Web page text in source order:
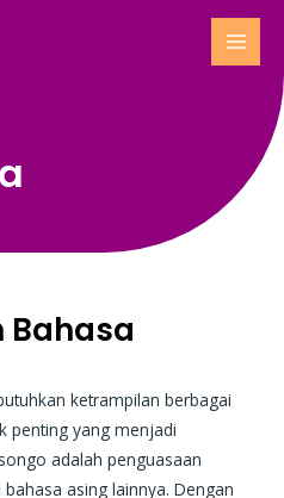
ketrampilan berbagai
penting yang menjadi
adalah penguasaan
asing lainnya. Dengan